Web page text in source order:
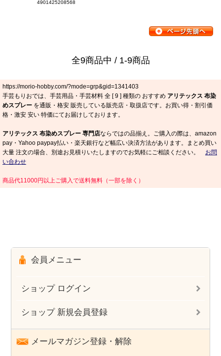
4901425208568
全9商品中 / 1-9商品
https://morio-hobby.com/?mode=grp&gid=1341403
手芸もりおでは、手芸用品・手芸材料 全 [9 ] 種類の おすすめ アリテックス 布染
めスプレー を通販・格安 販売している販売店・取扱店です。お買い得・割引価
格・激安 安い 特価にてお届けしております。
アリテックス 布染めスプレー 専門店ならではの品揃え。ご購入の際は、amazon
pay・Yahoo paypay払い・楽天銀行など幅広い決済方法があります。まとめ買い
大量 注文の場合、別途お見積りいたしますのでお気軽にご相談ください。 お問
い合わせ
商品代11000円以上ご購入で送料無料（一部を除く）
会員メニュー
ショップ ログイン
ショップ 新規会員登録
メールマガジン登録・解除